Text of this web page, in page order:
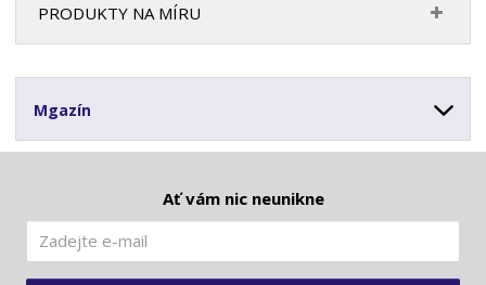
PRODUKTY NA MÍRU
Mgazín
Ať vám nic neunikne